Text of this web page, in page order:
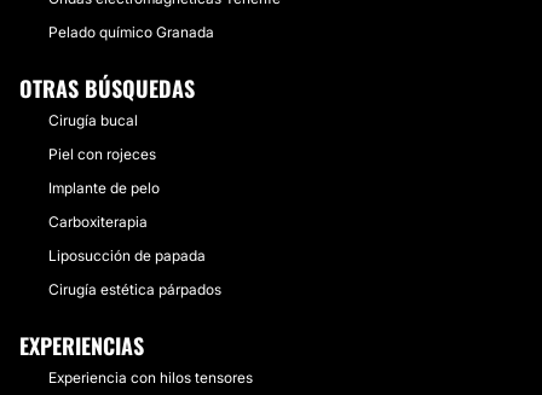
Pelado químico Granada
OTRAS BÚSQUEDAS
Cirugía bucal
Piel con rojeces
Implante de pelo
Carboxiterapia
Liposucción de papada
Cirugía estética párpados
EXPERIENCIAS
Experiencia con hilos tensores